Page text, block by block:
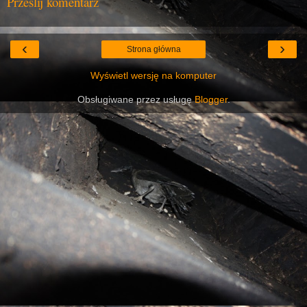
‹ ›
Strona główna
Wyświetl wersję na komputer
Obsługiwane przez usługęBlogger.